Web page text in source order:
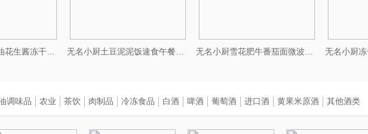
调味品 农业 茶饮 肉制品 冷冻食品 白酒 啤酒 葡萄酒 进口酒 黄果米原酒 其他酒类